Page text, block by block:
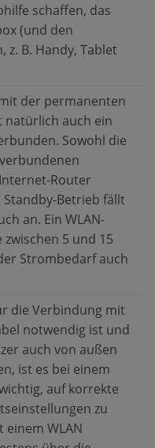
schaffen, das
(und den
B. Handy, Tablet
der permanenten
natürlich auch ein
Sowohl die
Router
Betrieb fällt
an. Ein WLAN-
5 und 15
Strombedarf auch
die Verbindung mit
notwendig ist und
auch von außen
ist es bei einem
auf korrekte
zu
WLAN